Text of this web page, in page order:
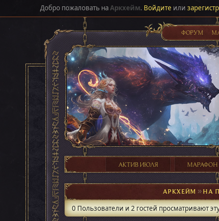
Добро пожаловать наАркхейм. Войдите или
ФОРУМ
АКТИВ ИЮЛЯ МАРАФОН
АРКХЕЙМ ►НА
0 Пользователи и 2 гостей просматривают